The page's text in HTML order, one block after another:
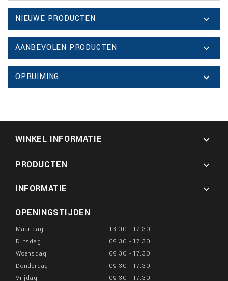
NIEUWE PRODUCTEN 
AANBEVOLEN PRODUCTEN 
OPRUIMING 
WINKEL INFORMATIE 
PRODUCTEN

INFORMATIE

OPENINGSTIJDEN
Maandag
13.00 - 17.30
Dinsdag
09.30 - 17.30
Woensdag
09.30 - 17.30
Donderdag
09.30 - 17.30
Vrijdag
09.30 - 17.30